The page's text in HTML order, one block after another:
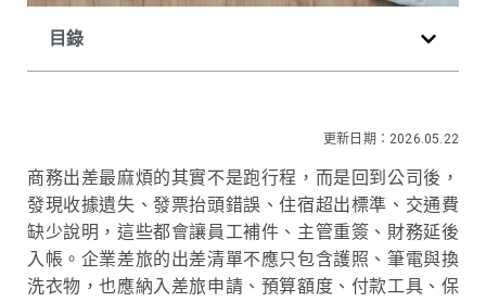
目錄
更新日期：2026.05.22
商務出差最麻煩的其實不是跑行程，而是回到公司後，
發現收據遺失、發票抬頭錯誤、住宿超出標準、交通費
缺少說明，這些都會讓員工補件、主管重簽、財務延後
入帳。企業差旅的出差清單不應只包含護照、筆電與換
洗衣物，也應納入差旅申請、預算額度、付款工具、保